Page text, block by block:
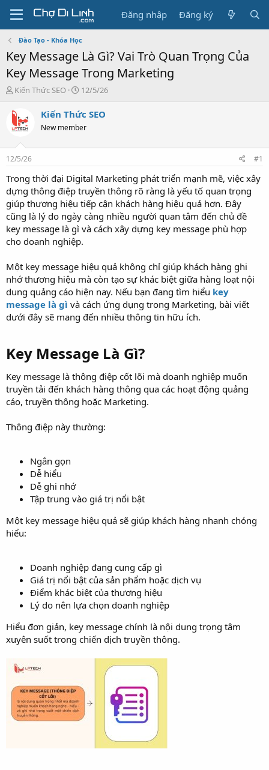
Đăng nhập Đăng ký
Đào Tạo - Khóa Học
Key Message Là Gì? Vai Trò Quan Trọng Của
Key Message Trong Marketing
T
r
e
a
s
t
a
t
e
r
Kiến Thức SEO
N
à
g
12/5/26
Kiến Thức SEO
New member
12/5/26 #1
Trong thời đại Digital Marketing phát triển mạnh mẽ, việc xây
dựng thông điệp truyền thông rõ ràng là yếu tố quan trọng
giúp thương hiệu tiếp cận khách hàng hiệu quả hơn. Đây
cũng là lý do ngày càng nhiều người quan tâm đến chủ đề
key message là gì và cách xây dựng key message phù hợp
cho doanh nghiệp.
Một key message hiệu quả không chỉ giúp khách hàng ghi
nhớ thương hiệu mà còn tạo sự khác biệt giữa hàng loạt nội
dung quảng cáo hiện nay. Nếu bạn đang tìm hiểu key
message là gì và cách ứng dụng trong Marketing, bài viết
dưới đây sẽ mang đến nhiều thông tin hữu ích.
Key Message Là Gì?​
Key message là thông điệp cốt lõi mà doanh nghiệp muốn
truyền tải đến khách hàng thông qua các hoạt động quảng
cáo, truyền thông hoặc Marketing.
Thông điệp này thường:
Ngắn gọn
Dễ hiểu
Dễ ghi nhớ
Tập trung vào giá trị nổi bật
Một key message hiệu quả sẽ giúp khách hàng nhanh chóng
hiểu:
Doanh nghiệp đang cung cấp gì
Giá trị nổi bật của sản phẩm hoặc dịch vụ
Điểm khác biệt của thương hiệu
Lý do nên lựa chọn doanh nghiệp
Hiểu đơn giản, key message chính là nội dung trọng tâm
xuyên suốt trong chiến dịch truyền thông.